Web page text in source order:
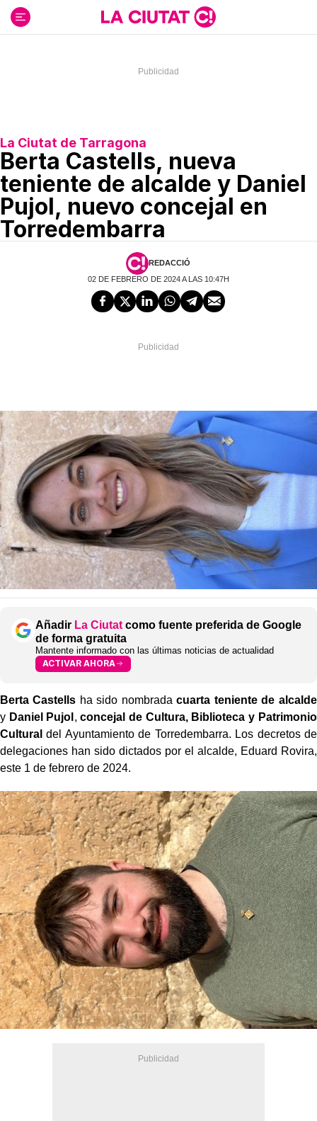
contenido
La Ciutat de Tarragona
Berta Castells, nueva
teniente de alcalde y Daniel
Pujol, nuevo concejal en
Torredembarra
REDACCIÓ
02 DE FEBRERO DE 2024 A LAS 10:47H
Añadir La Ciutat como fuente preferida de Google
de forma gratuita
Mantente informado con las últimas noticias de actualidad
ACTIVAR AHORA
Berta Castells ha sido nombradacuarta teniente de alcalde
y Daniel Pujol ,concejal de Cultura, Biblioteca y Patrimonio
Cultural del Ayuntamiento de Torredembarra. Los decretos de
delegaciones han sido dictados por el alcalde, Eduard Rovira,
este 1 de febrero de 2024.